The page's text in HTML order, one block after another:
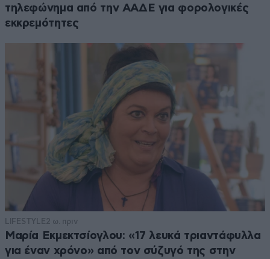
τηλεφώνημα από την ΑΑΔΕ για φορολογικές
εκκρεμότητες
LIFESTYLE 2 ω. πριν
Μαρία Εκμεκτσίογλου: «17 λευκά τριαντάφυλλα
για έναν χρόνο» από τον σύζυγό της στην